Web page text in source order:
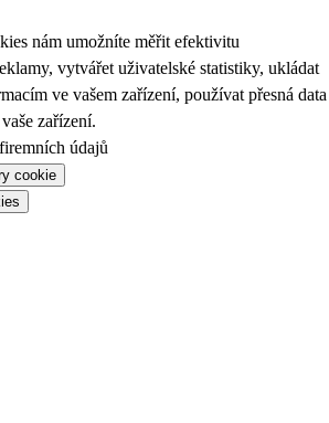
nám umožníte měřit efektivitu
vytvářet uživatelské statistiky, ukládat
ve vašem zařízení, používat přesná data
zařízení.
údajů
cookie